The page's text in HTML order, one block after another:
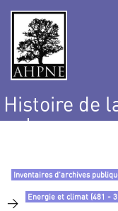
Histoire de
nature
Inventaires d’archives
> Energie et climat (481 -